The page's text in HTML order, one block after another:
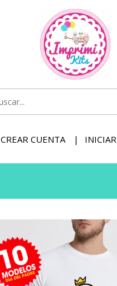
CREAR CUENTA